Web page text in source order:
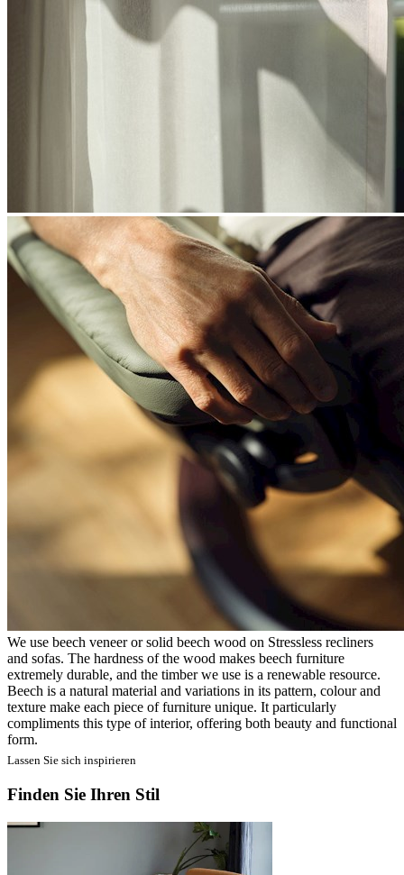
We use beech veneer or solid beech wood on Stressless recliners
and sofas. The hardness of the wood makes beech furniture
extremely durable, and the timber we use is a renewable resource.
Beech is a natural material and variations in its pattern, colour and
texture make each piece of furniture unique. It particularly
compliments this type of interior, offering both beauty and functional
form.
Lassen Sie sich inspirieren
Finden Sie Ihren Stil